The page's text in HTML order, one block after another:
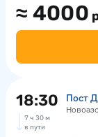
≈ 4000
18:30 Пост
7 ч 30 м
в пути